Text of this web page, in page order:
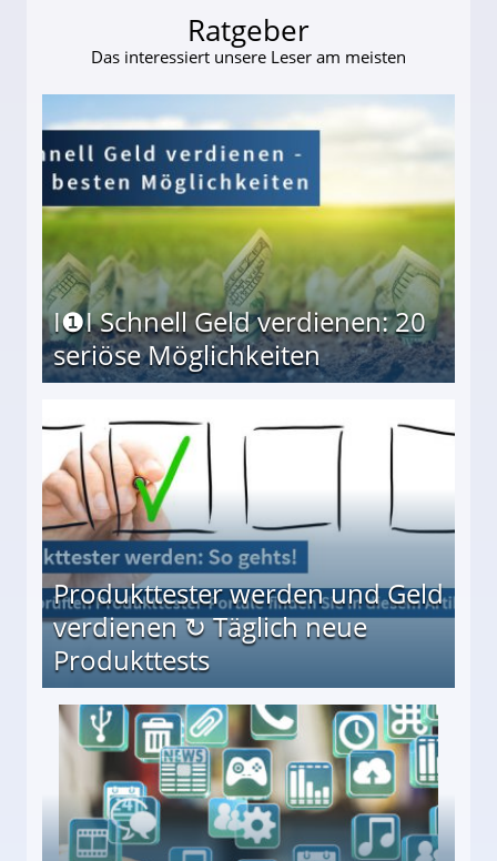
Ratgeber
Das interessiert unsere Leser am meisten
I❶I Schnell Geld verdienen: 20
seriöse Möglichkeiten
Produkttester werden und Geld
verdienen ↻ Täglich neue
Produkttests
↻ Täglich neue Produkttests